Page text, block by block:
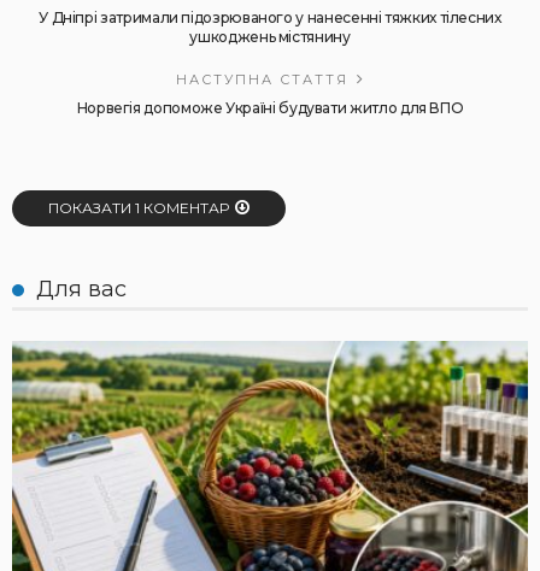
У Дніпрі затримали підозрюваного у нанесенні тяжких тілесних
ушкоджень містянину
НАСТУПНА СТАТТЯ
Норвегія допоможе Україні будувати житло для ВПО
ПОКАЗАТИ 1 КОМЕНТАР
Для вас